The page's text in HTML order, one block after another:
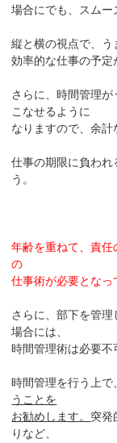
場合にでも、スムー
縦と横の視点で、う
効率的な仕事の予定
さらに、時間管理
こなせるように
なりますので、余計
仕事の期限に負われ
う。
年齢を重ねて、責
の
仕事術が必要となっ
さらに、部下を管
場合には、
時間管理術は必要不
時間管理を行う上で
うことを
お勧めします。 突発
りなど、